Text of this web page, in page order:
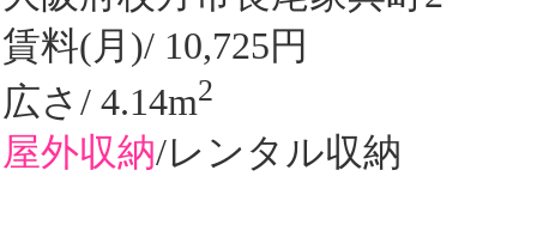
賃料(月)/ 10,725円
広さ/ 4.14m2
屋外収納/レンタル収納